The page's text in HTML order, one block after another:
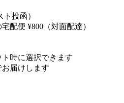
投函）
配便 ¥800（対面配達）
時に選択できます
届けします